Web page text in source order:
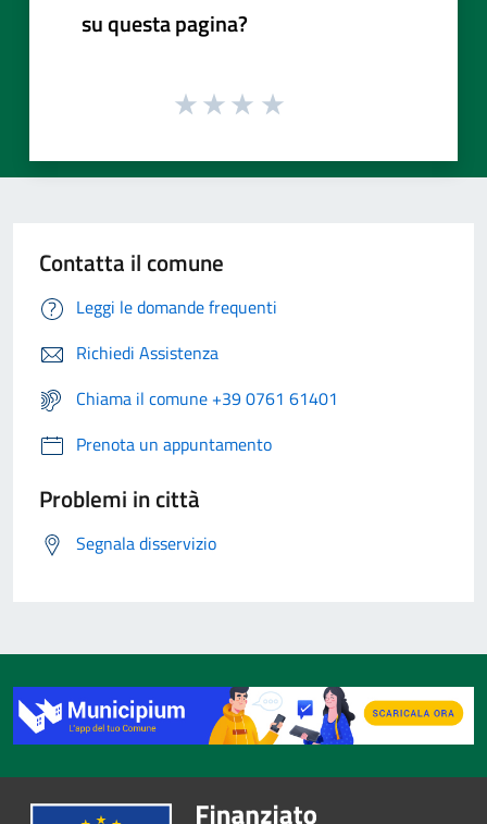
su questa pagina?
Contatta il comune
Leggi le domande frequenti
Richiedi Assistenza
Chiama il comune +39 0761 61401
Prenota un appuntamento
Problemi in città
Segnala disservizio